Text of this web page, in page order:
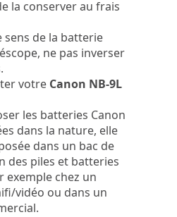
la conserver au frais
sens de la batterie
ne pas inverser
votre Canon NB-9L
les batteries Canon
dans la nature, elle
dans un bac de
des piles et batteries
exemple chez un
vidéo ou dans un